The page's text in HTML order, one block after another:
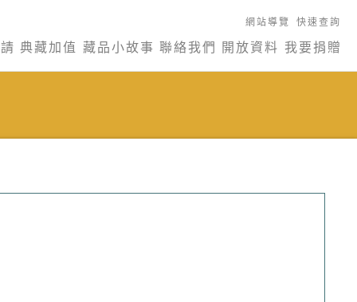
網站導覽 快速查詢
典藏加值 藏品小故事 聯絡我們 開放資料 我要捐贈